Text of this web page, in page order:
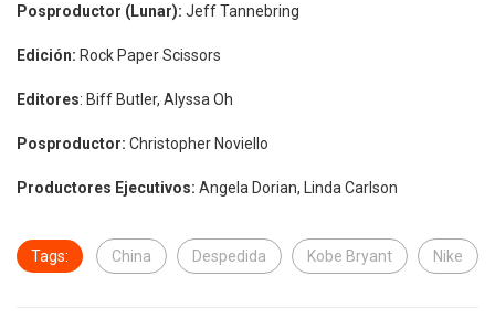
Posproductor (Lunar): Jeff Tannebring
Edición: Rock Paper Scissors
Editores: Biff Butler, Alyssa Oh
Posproductor: Christopher Noviello
Productores Ejecutivos: Angela Dorian, Linda Carlson
Tags: China Despedida Kobe Bryant Nike